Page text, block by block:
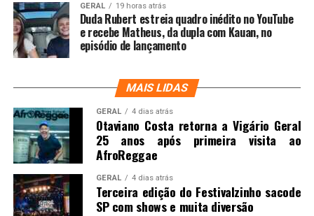
GERAL 19 horas atrás
Duda Rubert estreia quadro inédito no YouTube
e recebe Matheus, da dupla com Kauan, no
episódio de lançamento
MAIS LIDAS
GERAL 4 dias atrás
Otaviano Costa retorna a Vigário Geral
25 anos após primeira visita ao
AfroReggae
GERAL 4 dias atrás
Terceira edição do Festivalzinho sacode
SP com shows e muita diversão